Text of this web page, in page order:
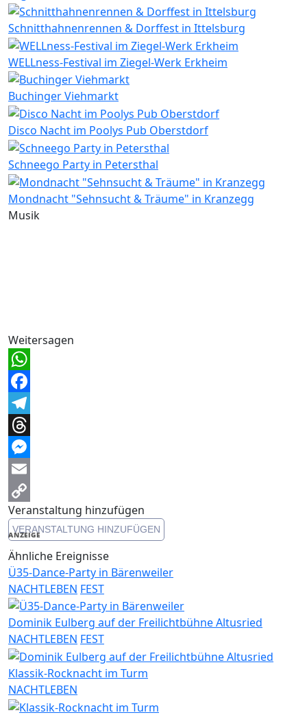
Schnitthahnenrennen & Dorffest in Ittelsburg
WELLness-Festival im Ziegel-Werk Erkheim
Buchinger Viehmarkt
Disco Nacht im Poolys Pub Oberstdorf
Schneego Party in Petersthal
Mondnacht "Sehnsucht & Träume" in Kranzegg
Musik
Weitersagen
WhatsApp
Facebook
Telegram
Threads
Messenger
Email
Copy
Link
Veranstaltung hinzufügen
VERANSTALTUNG HINZUFÜGEN
ANZEIGE
Ähnliche Ereignisse
Ü35-Dance-Party in Bärenweiler
NACHTLEBEN FEST
Dominik Eulberg auf der Freilichtbühne Altusried
NACHTLEBEN FEST
Klassik-Rocknacht im Turm
NACHTLEBEN